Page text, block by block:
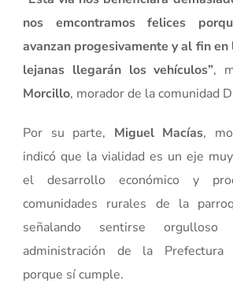
nos emcontramos felices
avanzan progesivamente y al fin
lejanas llegarán los vehículos”,
Morcillo, morador de la comunidad
Por su parte, Miguel Macías,
indicó que la vialidad es un eje
el desarrollo económico y
comunidades rurales de la
señalando sentirse
administración de la Prefectura
porque sí cumple.